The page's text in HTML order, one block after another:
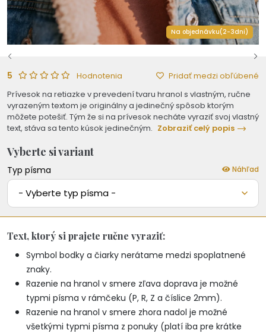
Na objednávku(2-3dni)
5 Hodnotenia
Pridať medzi obľúbené
Prívesok na retiazke v prevedení tvaru hranol s vlastným, ručne
vyrazeným textom je originálny a jedinečný spôsob ktorým
môžete potešiť. Tým že si na prívesok necháte vyraziť svoj vlastný
text, stáva sa tento kúsok jedinečným. Zobraziť celý popis
Vyberte si variant
Typ písma Náhľad
- Vyberte typ písma -
Text, ktorý si prajete ručne vyraziť:
Symbol bodky a čiarky nerátame medzi spoplatnené
znaky.
Razenie na hranol v smere zľava doprava je možné
typmi písma v rámčeku (P, R, Z a číslice 2mm).
Razenie na hranol v smere zhora nadol je možné
všetkými typmi písma z ponuky (platí iba pre krátke